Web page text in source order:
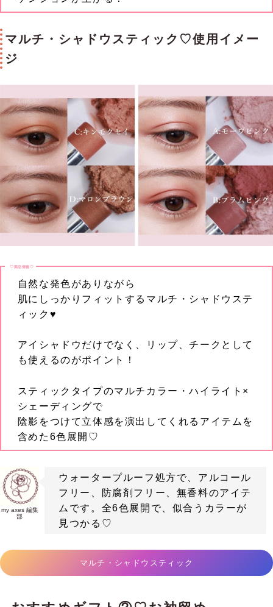
マルチ・シャドウスティック♡使用イメー
ジ
♡商品情報♡
自然な発色がありながら
肌にしっかりフィットするマルチ・シャドウステ
ィック♥
アイシャドウだけでなく、リップ、チークとして
も使えるのがポイント！
スティックタイプのマルチカラー・ハイライト×
シェーディングで
陰影をつけて立体感を演出してくれるアイテムを
含めた6色展開♡
my axes 編集
部
ウォータープルーフ処方で、アルコール
フリー、防腐剤フリー、無香料のアイテ
ムです。全6色展開で、似合うカラーが
見つかる♡
マルチ・シャドウスティック